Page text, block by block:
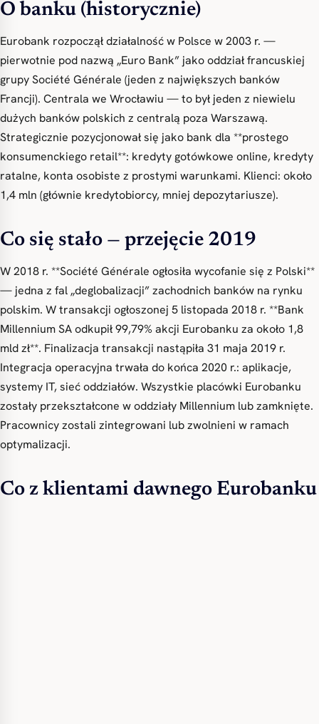
O banku (historycznie)
Eurobank rozpoczął działalność w Polsce w 2003 r. —
pierwotnie pod nazwą „Euro Bank” jako oddział francuskiej
grupy Société Générale (jeden z największych banków
Francji). Centrala we Wrocławiu — to był jeden z niewielu
dużych banków polskich z centralą poza Warszawą.
Strategicznie pozycjonował się jako bank dla **prostego
konsumenckiego retail**: kredyty gotówkowe online, kredyty
ratalne, konta osobiste z prostymi warunkami. Klienci: około
1,4 mln (głównie kredytobiorcy, mniej depozytariusze).
Co się stało — przejęcie 2019
W 2018 r. **Société Générale ogłosiła wycofanie się z Polski**
— jedna z fal „deglobalizacji” zachodnich banków na rynku
polskim. W transakcji ogłoszonej 5 listopada 2018 r. **Bank
Millennium SA odkupił 99,79% akcji Eurobanku za około 1,8
mld zł**. Finalizacja transakcji nastąpiła 31 maja 2019 r.
Integracja operacyjna trwała do końca 2020 r.: aplikacje,
systemy IT, sieć oddziałów. Wszystkie placówki Eurobanku
zostały przekształcone w oddziały Millennium lub zamknięte.
Pracownicy zostali zintegrowani lub zwolnieni w ramach
optymalizacji.
Co z klientami dawnego Eurobanku